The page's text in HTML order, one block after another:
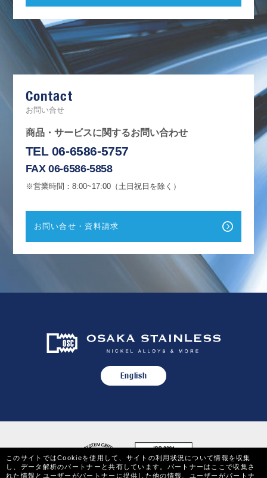
e
o
o
k
Contact
お問い合せ
商品・サービスに関するお問い合わせ
TEL 06-6586-5757
FAX 06-6586-5858
※営業時間：8:00~17:00（土日祝日を除く）
お問い合せ・資料請求
English
このサイトではCookieを使用して、サイトの利用状況について情報を収集
し、データ解析のパートナーと共有しています。パートナーはここで収集さ
れた情報とユーザーがパートナーに提供した他の情報、ユーザーがパートナ